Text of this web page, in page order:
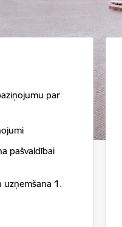
par
pašvaldībai
uzņemšana 1.